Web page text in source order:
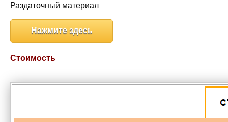
Раздаточный материал
Нажмите здесь
Стоимость